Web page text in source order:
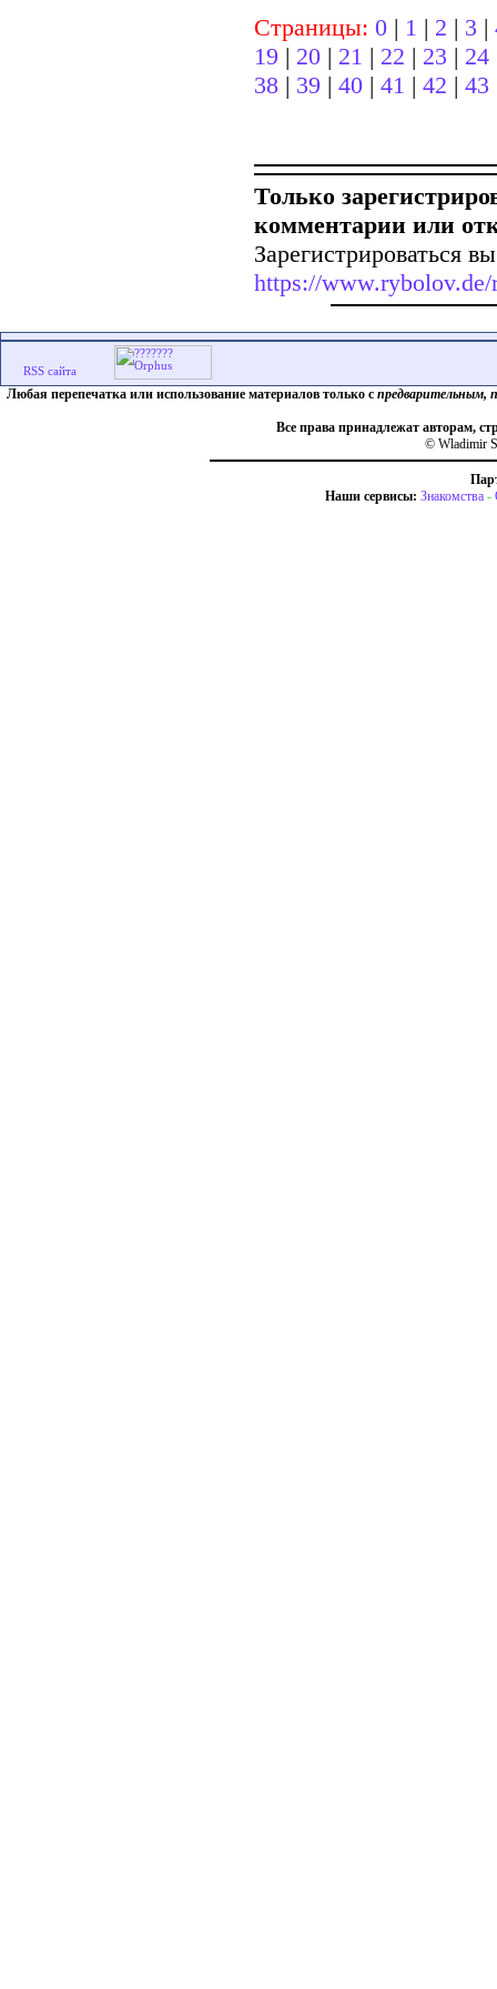
Страницы: 0 | 1 | 2 | 3 |
19 | 20 | 21 | 22 | 23 | 24
38 | 39 | 40 | 41 | 42 | 43
Только
комментарии или
Зарегистрироваться
https://www.rybolov.de/
Любая перепечатка или использование материалов только с предварительным,
Все права принадлежат авторам,
© Wladimir
Наши сервисы: Знакомства -